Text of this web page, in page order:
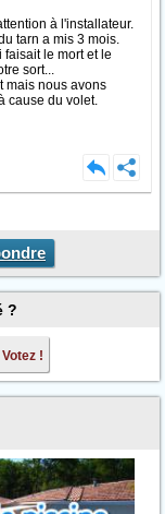
à l'installateur.
tarn a mis 3 mois.
le mort et le
sort...
mais nous avons
cause du volet.
?
Votez !